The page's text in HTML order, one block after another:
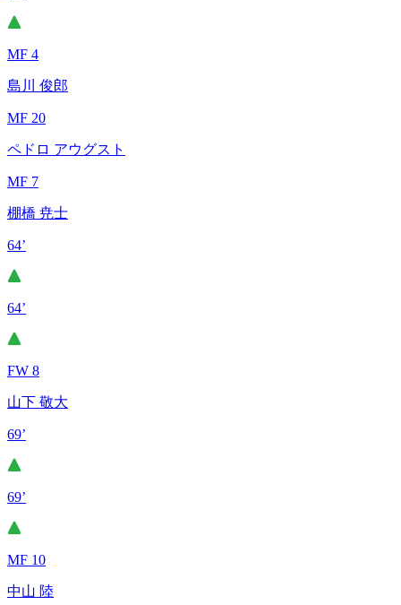
MF 4
島川 俊郎
MF 20
ペドロ アウグスト
MF 7
棚橋 尭士
64’
64’
FW 8
山下 敬大
69’
69’
MF 10
中山 陸